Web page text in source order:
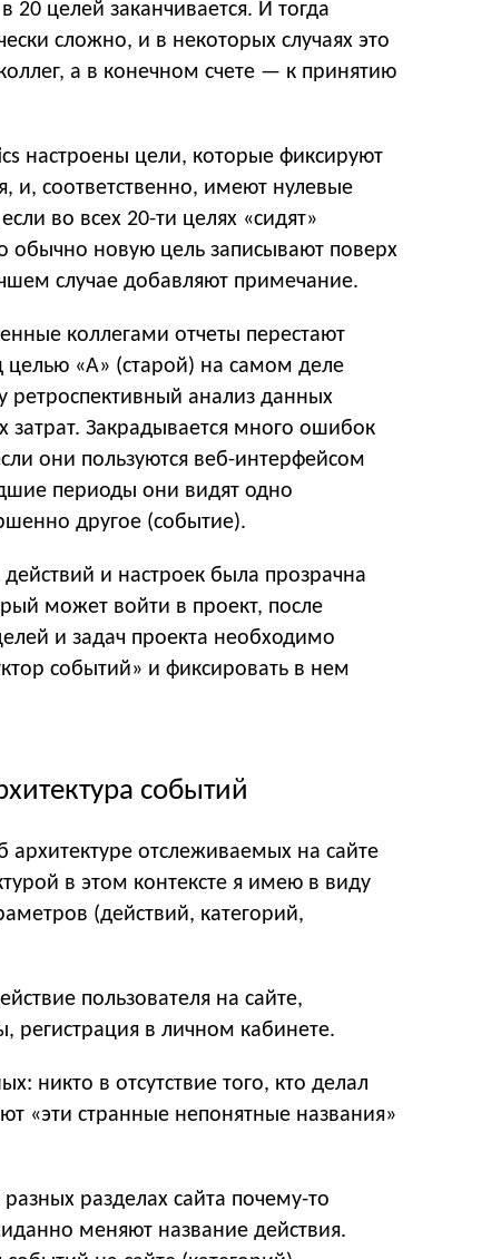
целей заканчивается. И тогда
сложно, и в некоторых случаях это
а в конечном счете — к принятию
настроены цели, которые фиксируют
и, соответственно, имеют нулевые
во всех 20-ти целях «сидят»
обычно новую цель записывают поверх
случае добавляют примечание.
коллегами отчеты перестают
«А» (старой) на самом деле
ретроспективный анализ данных
затрат. Закрадывается много ошибок
они пользуются веб-интерфейсом
периоды они видят одно
другое (событие).
и настроек была прозрачна
может войти в проект, после
и задач проекта необходимо
событий» и фиксировать в нем
событий
отслеживаемых на сайте
в этом контексте я имею в виду
(действий, категорий,
пользователя на сайте,
регистрация в личном кабинете.
никто в отсутствие того, кто делал
«эти странные непонятные названия»
разделах сайта почему-то
меняют название действия.